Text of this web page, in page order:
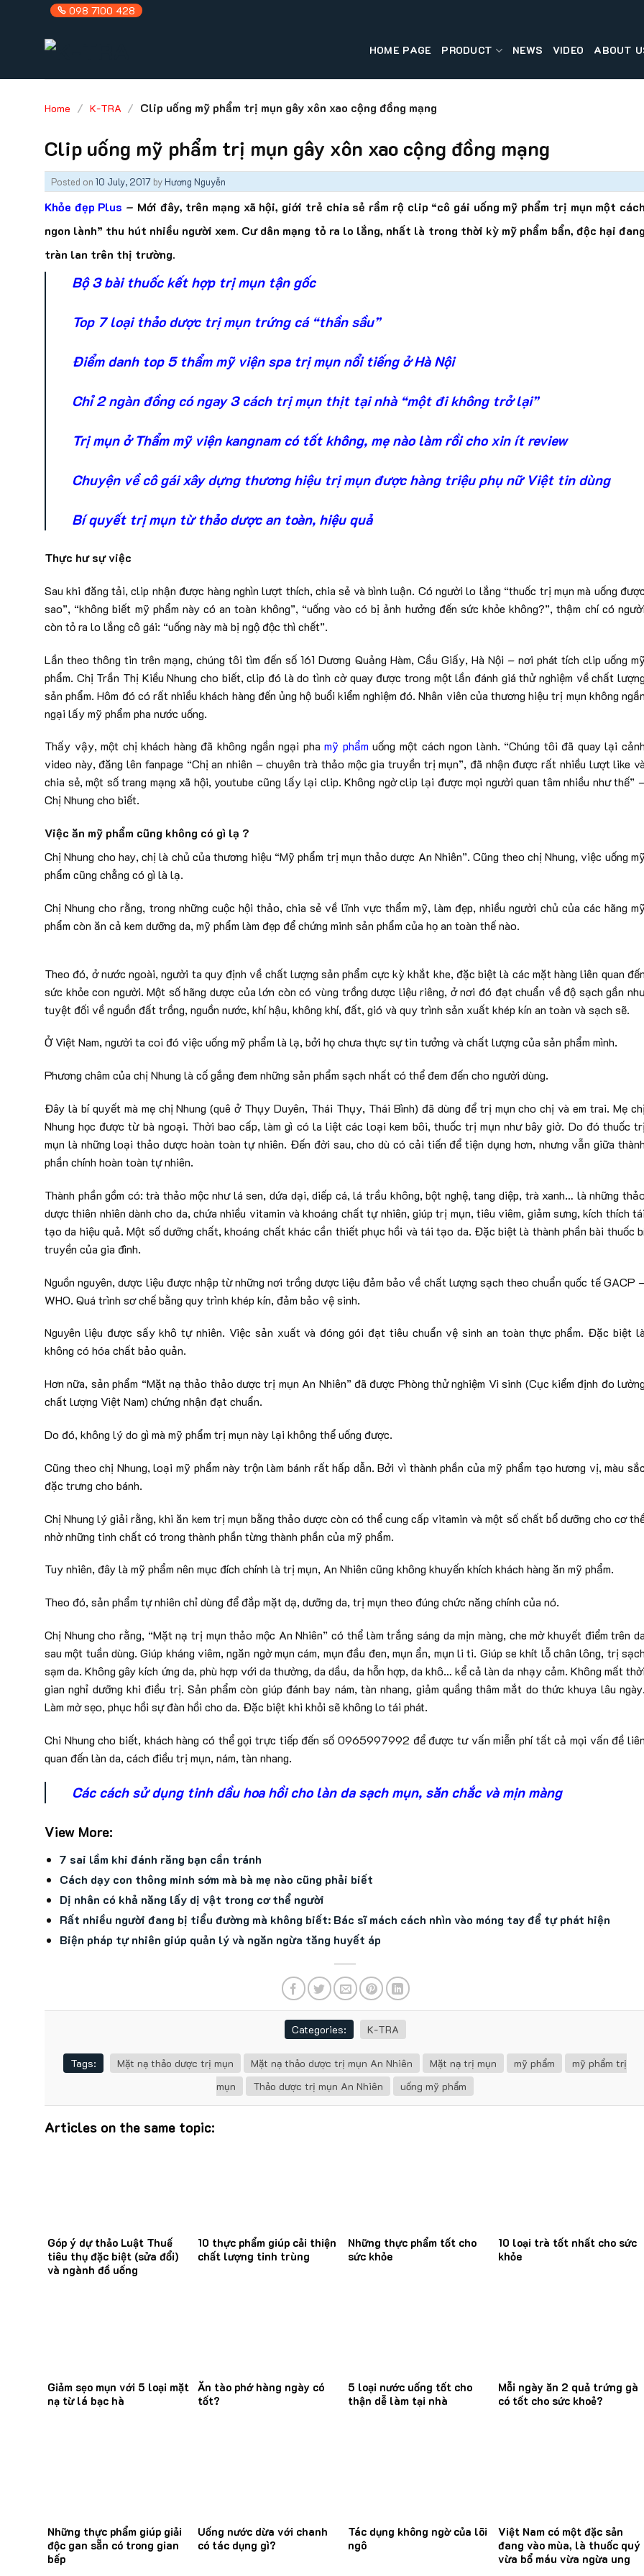
098 7100 428
HOME PAGE PRODUCT NEWS VIDEO ABOUT
Home / K-TRA / Clip uống mỹ phẩm trị mụn gây xôn xao cộng đồng mạng
Clip uống mỹ phẩm trị mụn gây xôn xao cộng đồng mạng
Posted on 10 July, 2017 byHương Nguyễn
Khỏe đẹp Plus – Mới đây, trên mạng xã hội, giới trẻ chia sẻ rầm rộ clip “cô gái uống mỹ phẩm trị mụn một cách
ngon lành” thu hút nhiều người xem. Cư dân mạng tỏ ra lo lắng, nhất là trong thời kỳ mỹ phẩm bẩn, độc hại đang
tràn lan trên thị trường.
Bộ 3 bài thuốc kết hợp trị mụn tận gốc
Top 7 loại thảo dược trị mụn trứng cá “thần sầu”
Điểm danh top 5 thẩm mỹ viện spa trị mụn nổi tiếng ở Hà Nội
Chỉ 2 ngàn đồng có ngay 3 cách trị mụn thịt tại nhà “một đi không trở lại”
Trị mụn ở Thẩm mỹ viện kangnam có tốt không, mẹ nào làm rồi cho xin ít review
Chuyện về cô gái xây dựng thương hiệu trị mụn được hàng triệu phụ nữ Việt tin dùng
Bí quyết trị mụn từ thảo dược an toàn, hiệu quả
Thực hư sự việc
Sau khi đăng tải, clip nhận được hàng nghìn lượt thích, chia sẻ và bình luận. Có người lo lắng “thuốc trị mụn mà uống được
sao”, “không biết mỹ phẩm này có an toàn không”, “uống vào có bị ảnh hưởng đến sức khỏe không?”, thậm chí có người
còn tỏ ra lo lắng cô gái: “uống này mà bị ngộ độc thì chết”.
Lần theo thông tin trên mạng, chúng tôi tìm đến số 161 Dương Quảng Hàm, Cầu Giấy, Hà Nội – nơi phát tích clip uống
phẩm. Chị Trần Thị Kiều Nhung cho biết, clip đó là do tình cờ quay được trong một lần đánh giá thử nghiệm về chất lượng
sản phẩm. Hôm đó có rất nhiều khách hàng đến ủng hộ buổi kiểm nghiệm đó. Nhân viên của thương hiệu trị mụn không ngần
ngại lấy mỹ phẩm pha nước uống.
Thấy vậy, một chị khách hàng đã không ngần ngại phamỹ phẩm uống một cách ngon lành. “Chúng tôi đã quay lại cảnh
video này, đăng lên fanpage “Chị an nhiên – chuyên trà thảo mộc gia truyền trị mụn”, đã nhận được rất nhiều lượt like và
chia sẻ, một số trang mạng xã hội, youtube cũng lấy lại clip. Không ngờ clip lại được mọi người quan tâm nhiều như thế”
Chị Nhung cho biết.
Việc ăn mỹ phẩm cũng không có gì lạ ?
Chị Nhung cho hay, chị là chủ của thương hiệu “Mỹ phẩm trị mụn thảo dược An Nhiên”. Cũng theo chị Nhung, việc uống
phẩm cũng chẳng có gì là lạ.
Chị Nhung cho rằng, trong những cuộc hội thảo, chia sẻ về lĩnh vực thẩm mỹ, làm đẹp, nhiều người chủ của các hãng
phẩm còn ăn cả kem dưỡng da, mỹ phẩm làm đẹp để chứng minh sản phẩm của họ an toàn thế nào.
Theo đó, ở nước ngoài, người ta quy định về chất lượng sản phẩm cực kỳ khắt khe, đặc biệt là các mặt hàng liên quan đến
sức khỏe con người. Một số hãng dược của lớn còn có vùng trồng dược liệu riêng, ở nơi đó đạt chuẩn về độ sạch gần
tuyệt đối về nguồn đất trồng, nguồn nước, khí hậu, không khí, đất, gió và quy trình sản xuất khép kín an toàn và sạch sẽ.
Ở Việt Nam, người ta coi đó việc uống mỹ phẩm là lạ, bởi họ chưa thực sự tin tưởng và chất lượng của sản phẩm mình.
Phương châm của chị Nhung là cố gắng đem những sản phẩm sạch nhất có thể đem đến cho người dùng.
Đây là bí quyết mà mẹ chị Nhung (quê ở Thụy Duyên, Thái Thụy, Thái Bình) đã dùng để trị mụn cho chị và em trai. Mẹ
Nhung học được từ bà ngoại. Thời bao cấp, làm gì có la liệt các loại kem bôi, thuốc trị mụn như bây giờ. Do đó thuốc
mụn là những loại thảo dược hoàn toàn tự nhiên. Đến đời sau, cho dù có cải tiến để tiện dụng hơn, nhưng vẫn giữa thành
phần chính hoàn toàn tự nhiên.
Thành phần gồm có: trà thảo mộc như lá sen, dứa dại, diếp cá, lá trầu không, bột nghệ, tang diệp, trà xanh… là những thảo
dược thiên nhiên dành cho da, chứa nhiều vitamin và khoáng chất tự nhiên, giúp trị mụn, tiêu viêm, giảm sưng, kích thích tái
tạo da hiệu quả. Một số dưỡng chất, khoáng chất khác cần thiết phục hồi và tái tạo da. Đặc biệt là thành phần bài thuốc
truyền của gia đình.
Nguồn nguyên, dược liệu được nhập từ những nơi trồng dược liệu đảm bảo về chất lượng sạch theo chuẩn quốc tế GACP
WHO. Quá trình sơ chế bằng quy trình khép kín, đảm bảo vệ sinh.
Nguyên liệu được sấy khô tự nhiên. Việc sản xuất và đóng gói đạt tiêu chuẩn vệ sinh an toàn thực phẩm. Đặc biệt là
không có hóa chất bảo quản.
Hơn nữa, sản phẩm “Mặt nạ thảo thảo dược trị mụn An Nhiên” đã được Phòng thử nghiệm Vi sinh (Cục kiểm định đo lường
chất lượng Việt Nam) chứng nhận đạt chuẩn.
Do đó, không lý do gì mà mỹ phẩm trị mụn này lại không thể uống được.
Cũng theo chị Nhung, loại mỹ phẩm này trộn làm bánh rất hấp dẫn. Bởi vì thành phần của mỹ phẩm tạo hương vị, màu sắc
đặc trưng cho bánh.
Chị Nhung lý giải rằng, khi ăn kem trị mụn bằng thảo dược còn có thể cung cấp vitamin và một số chất bổ dưỡng cho cơ
nhờ những tinh chất có trong thành phần từng thành phần của mỹ phẩm.
Tuy nhiên, đây là mỹ phẩm nên mục đích chính là trị mụn, An Nhiên cũng không khuyến khích khách hàng ăn mỹ phẩm.
Theo đó, sản phẩm tự nhiên chỉ dùng để đắp mặt dạ, dưỡng da, trị mụn theo đúng chức năng chính của nó.
Chị Nhung cho rằng, “Mặt nạ trị mụn thảo mộc An Nhiên” có thể làm trắng sáng da mịn màng, che mờ khuyết điểm trên da
sau một tuần dùng. Giúp kháng viêm, ngăn ngờ mụn cám, mụn đầu đen, mụn ẩn, mụn li ti. Giúp se khít lỗ chân lông, trị sạch
sạm da. Không gây kích ứng da, phù hợp với da thường, da dầu, da hỗn hợp, da khô… kể cả làn da nhạy cảm. Không mất thời
gian nghỉ dưỡng khi điều trị. Sản phẩm còn giúp đánh bay nám, tàn nhang, giảm quầng thâm mắt do thức khuya lâu ngày.
Làm mờ sẹo, phục hồi sự đàn hồi cho da. Đặc biệt khi khỏi sẽ không lo tái phát.
Chi Nhung cho biết, khách hàng có thể gọi trực tiếp đến số 0965997992 để được tư vấn miễn phí tất cả mọi vấn đề liên
quan đến làn da, cách điều trị mụn, nám, tàn nhang.
Các cách sử dụng tinh dầu hoa hồi cho làn da sạch mụn, săn chắc và mịn màng
View More:
7 sai lầm khi đánh răng bạn cần tránh
Cách dạy con thông minh sớm mà bà mẹ nào cũng phải biết
Dị nhân có khả năng lấy dị vật trong cơ thể người
Rất nhiều người đang bị tiểu đường mà không biết: Bác sĩ mách cách nhìn vào móng tay để tự phát hiện
Biện pháp tự nhiên giúp quản lý và ngăn ngừa tăng huyết áp
Categories: K-TRA
Tags: Mặt nạ thảo dược trị mụn Mặt nạ thảo dược trị mụn An Nhiên Mặt nạ trị mụn mỹ phẩm
mỹ phẩm trị
mụn
Thảo dược trị mụn An Nhiên uống mỹ phẩm
Articles on the same topic:
Góp ý dự thảo Luật Thuế
tiêu thụ đặc biệt (sửa đổi)
và ngành đồ uống
10 thực phẩm giúp cải thiện
chất lượng tinh trùng
Những thực phẩm tốt cho
sức khỏe
10 loại trà tốt nhất cho sức
khỏe
Giảm sẹo mụn với 5 loại mặt
nạ từ lá bạc hà
Ăn tào phớ hàng ngày có
tốt?
5 loại nước uống tốt cho
thận dễ làm tại nhà
Mỗi ngày ăn 2 quả trứng gà
có tốt cho sức khoẻ?
Những thực phẩm giúp giải
độc gan sẵn có trong gian
bếp
Uống nước dừa với chanh
có tác dụng gì?
Tác dụng không ngờ của lõi
ngô
Việt Nam có một đặc sản
đang vào mùa, là thuốc quý
vừa bổ máu vừa ngừa ung